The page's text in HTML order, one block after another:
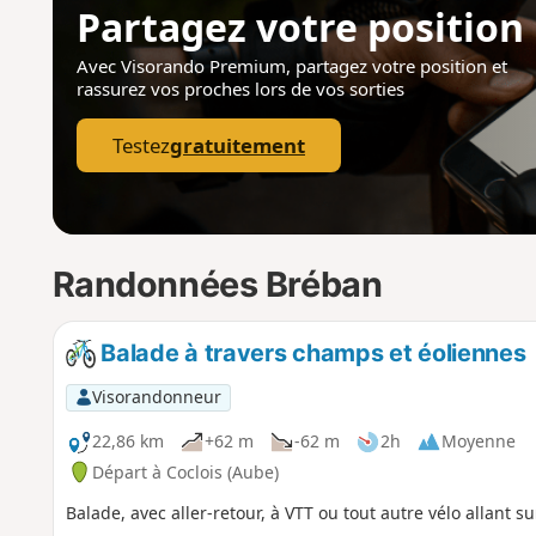
Partagez votre position
Avec Visorando Premium, partagez votre positionet
rassurez vos proches lors de vos sorties
Testezgratuitement
Randonnées Bréban
Balade à travers champs et éoliennes
Visorandonneur
22,86 km
+62 m -62 m 2h
Moyenne
Départ à Coclois (Aube)
Balade, avec aller-retour, à VTT ou tout autre vélo allant